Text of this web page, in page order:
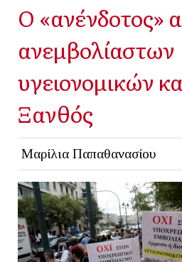
Ο «ανένδοτος»
ανεμβολίαστων
υγειονομικών
Ξανθός
Μαρίλια Παπαθανασίου